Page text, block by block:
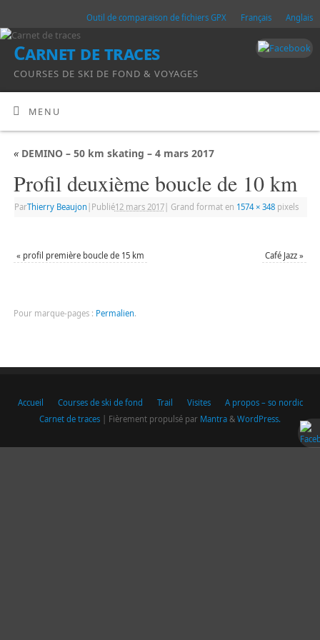
Outil de comparaison de fichiers GPX Français Anglais
Carnet de traces
COURSES DE SKI DE FOND & VOYAGES
MENU
«DEMINO – 50 km skating – 4 mars 2017
Profil deuxième boucle de 10 km
ParThierry Beaujon Publié12 mars 2017| Grand format en 1574 × 348pixels
« profil première boucle de 15 km Café Jazz »
Pour marque-pages : Permalien.
Accueil Courses de ski de fond Trail Visites
A propos – so nordic
Carnet de traces | Fièrement propulsé par Mantra & WordPress.